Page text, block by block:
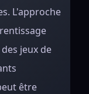
L'approche
jeux de
être